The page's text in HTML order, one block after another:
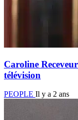
Caroline
télévision
PEOPLE Il y a 2 ans